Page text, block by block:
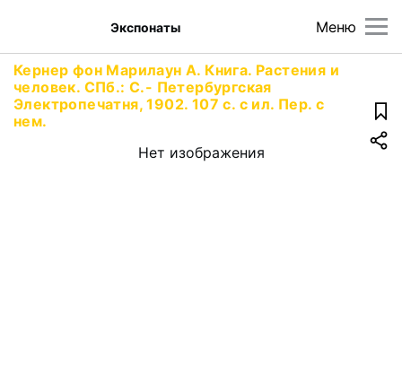
Меню
Экспонаты
Кернер фон Марилаун А. Книга. Растения и
человек. СПб.: С.- Петербургская
Электропечатня, 1902. 107 с. с ил. Пер. с
нем.
Нет изображения